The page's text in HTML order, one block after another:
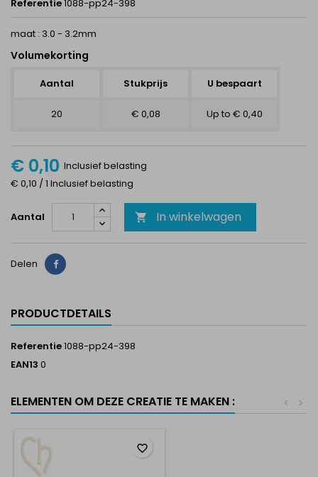
Referentie1088-pp24-398
maat : 3.0 - 3.2mm
Volumekorting
Aantal Stukprijs U bespaart
20 € 0,08 Up to € 0,40
€ 0,10 Inclusief belasting
€ 0,10 / 1 Inclusief belasting
Aantal  In winkelwagen
Delen Delen
PRODUCTDETAILS
Referentie1088-pp24-398
EAN13 0
ELEMENTEN OM DEZE CREATIE TE MAKEN : >
<
favorite_border